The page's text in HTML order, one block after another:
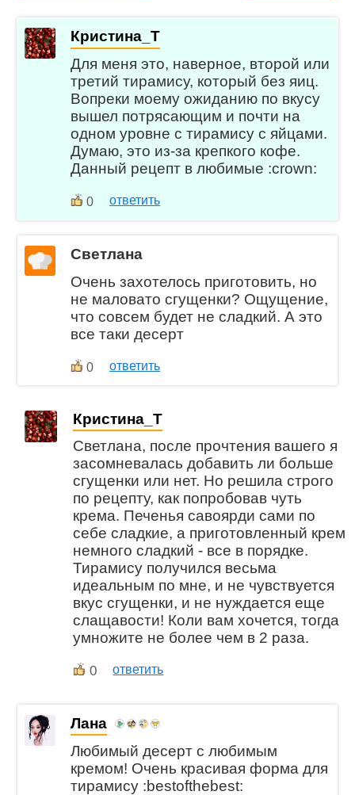
Кристина_Т
Для меня это, наверное, второй или
третий тирамису, который без яиц.
Вопреки моему ожиданию по вкусу
вышел потрясающим и почти на
одном уровне с тирамису с яйцами.
Думаю, это из-за крепкого кофе.
Данный рецепт в любимые :crown:
0 ответить
Светлана
Очень захотелось приготовить, но
не маловато сгущенки? Ощущение,
что совсем будет не сладкий. А это
все таки десерт
0 ответить
Кристина_Т
Светлана, после прочтения вашего я
засомневалась добавить ли больше
сгущенки или нет. Но решила строго
по рецепту, как попробовав чуть
крема. Печенья савоярди сами по
себе сладкие, а приготовленный крем
немного сладкий - все в порядке.
Тирамису получился весьма
идеальным по мне, и не чувствуется
вкус сгущенки, и не нуждается еще
слащавости! Коли вам хочется, тогда
умножите не более чем в 2 раза.
0 ответить
Лана
Любимый десерт с любимым
кремом! Очень красивая форма для
тирамису :bestofthebest: